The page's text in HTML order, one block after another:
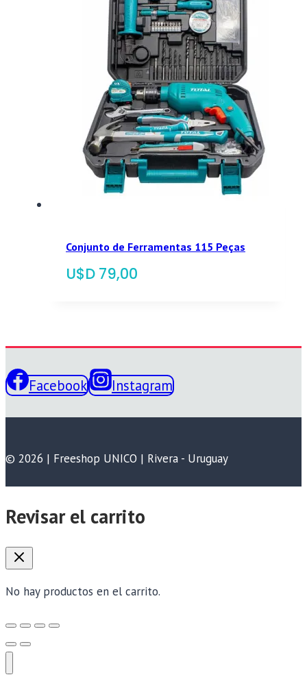
Conjunto de Ferramentas 115 Peças
$ 79,00
Facebook Instagram
© 2026 | Freeshop UNICO | Rivera - Uruguay
Revisar el carrito
No hay productos en el carrito.